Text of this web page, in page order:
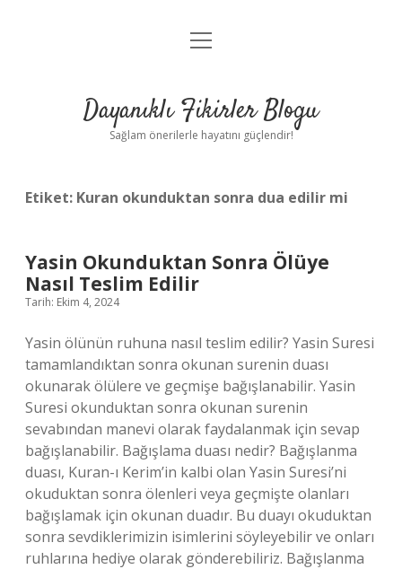
Anasayfa
Yasal Uyarı
menüyü
Dayanıklı Fikirler Blogu
Sağlam önerilerle hayatını güçlendir!
Etiket: Kuran okunduktan sonra dua edilir mi
Yasin Okunduktan Sonra Ölüye
Nasıl Teslim Edilir
Tarih: Ekim 4, 2024
Yasin ölünün ruhuna nasıl teslim edilir? Yasin Suresi
tamamlandıktan sonra okunan surenin duası
okunarak ölülere ve geçmişe bağışlanabilir. Yasin
Suresi okunduktan sonra okunan surenin
sevabından manevi olarak faydalanmak için sevap
bağışlanabilir. Bağışlama duası nedir? Bağışlanma
duası, Kuran-ı Kerim’in kalbi olan Yasin Suresi’ni
okuduktan sonra ölenleri veya geçmişte olanları
bağışlamak için okunan duadır. Bu duayı okuduktan
sonra sevdiklerimizin isimlerini söyleyebilir ve onları
ruhlarına hediye olarak gönderebiliriz. Bağışlanma